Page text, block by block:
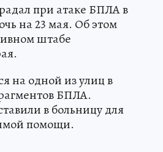
при атаке БПЛА в
на 23 мая. Об этом
штабе
на одной из улиц в
БПЛА.
в больницу для
помощи.